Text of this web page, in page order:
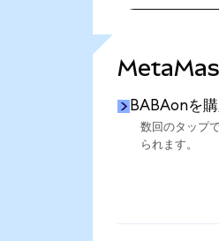
BABAonを購
数回のタップ
られます。